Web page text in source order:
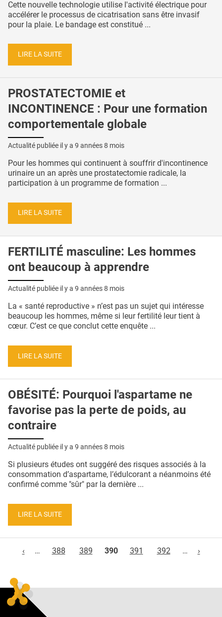
Cette nouvelle technologie utilise l'activité électrique pour
accélérer le processus de cicatrisation sans être invasif
pour la plaie. Le bandage est constitué ...
LIRE LA SUITE
PROSTATECTOMIE et
INCONTINENCE : Pour une formation
comportementale globale
Actualité publiée il y a 9 années 8 mois
Pour les hommes qui continuent à souffrir d'incontinence
urinaire un an après une prostatectomie radicale, la
participation à un programme de formation ...
LIRE LA SUITE
FERTILITÉ masculine: Les hommes
ont beaucoup à apprendre
Actualité publiée il y a 9 années 8 mois
La « santé reproductive » n’est pas un sujet qui intéresse
beaucoup les hommes, même si leur fertilité leur tient à
cœur. C’est ce que conclut cette enquête ...
LIRE LA SUITE
OBÉSITÉ: Pourquoi l'aspartame ne
favorise pas la perte de poids, au
contraire
Actualité publiée il y a 9 années 8 mois
Si plusieurs études ont suggéré des risques associés à la
consommation d’aspartame, l’édulcorant a néanmoins été
confirmé comme "sûr" par la dernière ...
LIRE LA SUITE
‹
… 388 389 390 391 392 … ›